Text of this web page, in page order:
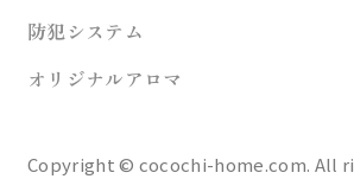
防犯システム
オリジナルアロマ
Copyright © cocochi-home.com. All